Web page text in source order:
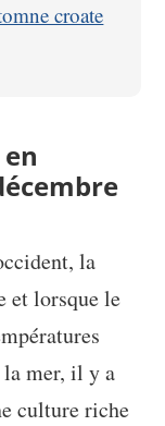
croate
la
et lorsque le
mer, il y a
culture riche